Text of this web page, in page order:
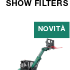
SHOW FILTERS
NOVITÀ